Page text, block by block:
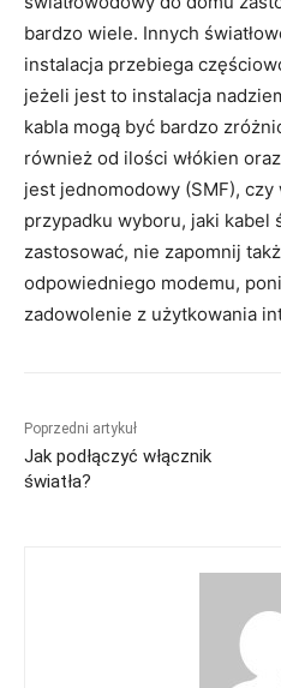
bardzo wiele. Innych
instalacja przebiega
jeżeli jest to instalacja
kabla mogą być bardzo
również od ilości włókien
jest jednomodowy (SMF),
przypadku wyboru, jaki kabel
zastosować, nie zapomnij
odpowiedniego modemu,
zadowolenie z użytkowania
Poprzedni artykuł
Jak podłączyć włącznik
światła?